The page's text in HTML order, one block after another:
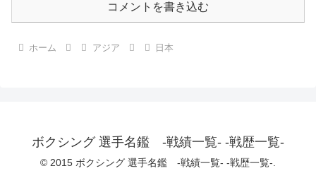
コメントを書き込む
ホーム アジア 日本
ボクシング 選手名鑑 -戦績一覧- -戦歴一覧-
© 2015 ボクシング 選手名鑑 -戦績一覧- -戦歴一覧-.